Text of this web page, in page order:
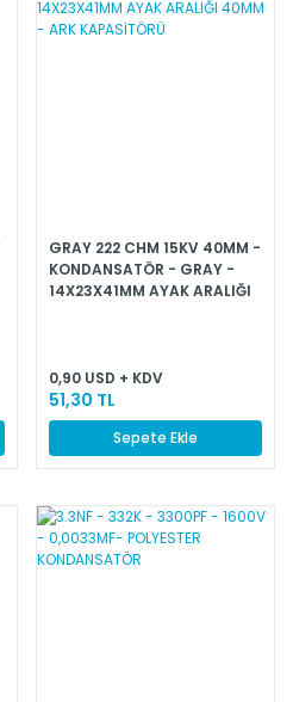
GRAY 222 CHM 15KV 40MM -
KONDANSATÖR - GRAY -
14X23X41MM AYAK ARALIĞI
0,90 USD + KDV
51,30 TL
Sepete Ekle